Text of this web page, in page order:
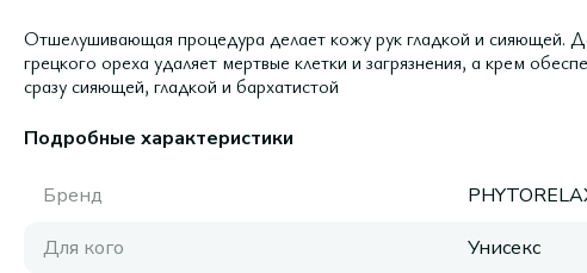
Отшелушивающая процедура делает кожу рук гладкой и сияющей.
грецкого ореха удаляет мертвые клетки и загрязнения, а крем
сразу сияющей, гладкой и бархатистой
Подробные характеристики
Бренд
Для кого
Унисекс